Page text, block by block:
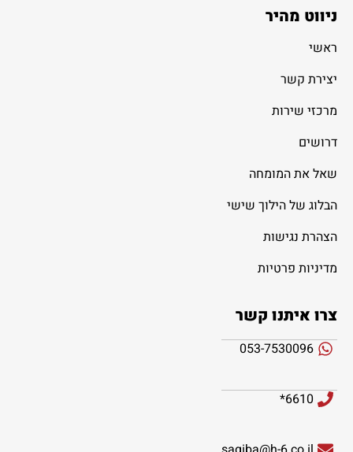
ניווט מהיר
ראשי
יצירת קשר
מרכזי שירות
דרושים
שאל את המומחה
הבלוג של הילוך שישי
הצהרת נגישות
מדיניות פרטיות
צרו איתנו קשר
053-7530096
6610*